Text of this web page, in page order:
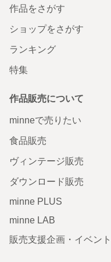
作品をさがす
ショップをさがす
ランキング
特集
作品販売について
minneで売りたい
食品販売
ヴィンテージ販売
ダウンロード販売
minne PLUS
minne LAB
販売支援企画・イベント